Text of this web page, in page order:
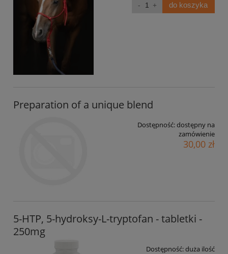
do koszyka
Preparation of a unique blend
Dostępność:dostępny na
zamówienie
30,00 zł
5-HTP, 5-hydroksy-L-tryptofan - tabletki -
250mg
Dostępność:duża ilość